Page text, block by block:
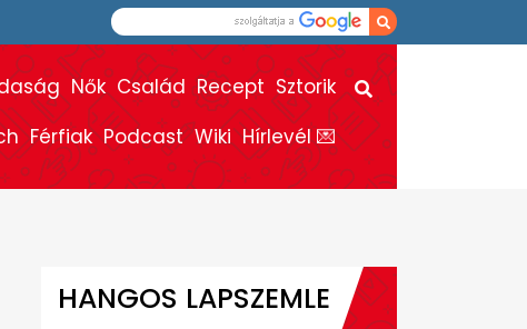
Nők Család Recept Sztorik
Férfiak Podcast Wiki Hírlevél 💌
HANGOS LAPSZEMLE